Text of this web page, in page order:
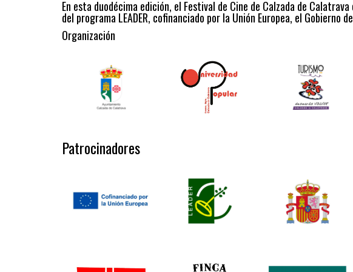
En esta duodécima edición, el Festival de Cine de Calzada de
del programa LEADER, cofinanciado por la Unión Europea, el Gobierno
Organización
Patrocinadores